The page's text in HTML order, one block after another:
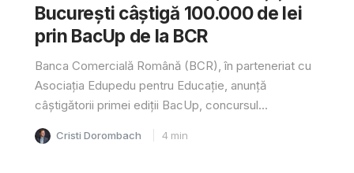
București câștigă 100.000 de lei
prin BacUp de la BCR
Banca Comercială Română (BCR), în parteneriat cu
Asociația Edupedu pentru Educație, anunță
câștigătorii primei ediții BacUp, concursul...
Cristi Dorombach 4 min